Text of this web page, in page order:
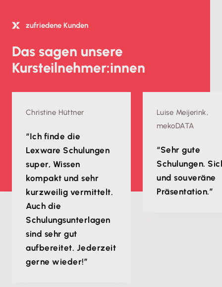
zufriedene Kunden
Das sagen unsere
Kursteilnehmer:innen
Christine Hüttner
“Ich finde die
Lexware Schulungen
super, Wissen
kompakt und sehr
kurzweilig vermittelt.
Auch die
Schulungsunterlagen
sind sehr gut
aufbereitet. Jederzeit
gerne wieder!”
Luise Meijerink,
mekoDATA
“Sehr gute
Schulungen.
und souveräne
Präsentation.”